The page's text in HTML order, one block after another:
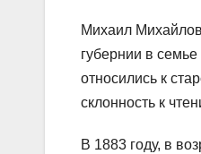
Михаил
губернии в
относились к
склонность к
В 1883 году, в